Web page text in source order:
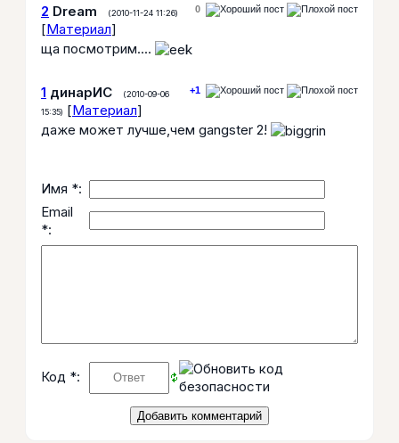
0
2 Dream (2010-11-24 11:26)
[Материал]
ща посмотрим....
+1
1 динарИС
(2010-09-06
15:35) [Материал]
даже может лучше,чем gangster 2!
Имя *:
Email
*:
Код *: